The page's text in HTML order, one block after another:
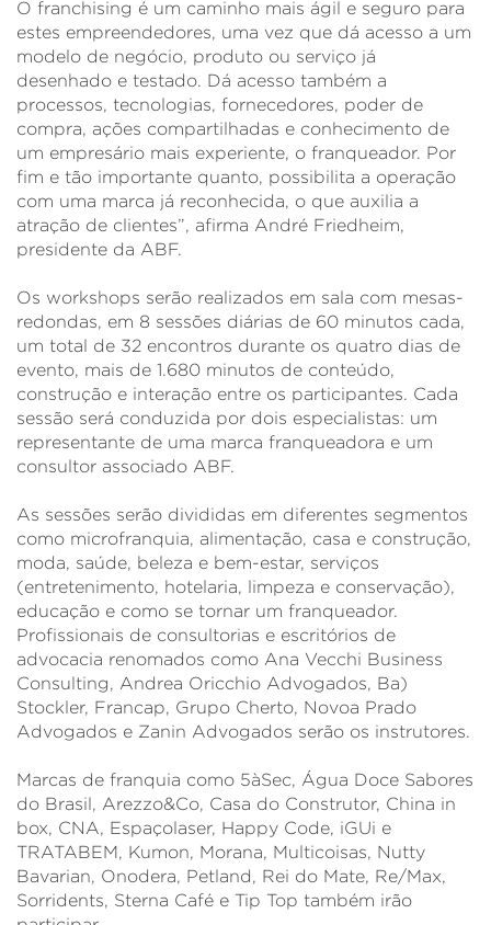
O franchising é um caminho mais ágil e seguro para
estes empreendedores, uma vez que dá acesso a um
modelo de negócio, produto ou serviço já
desenhado e testado. Dá acesso também a
processos, tecnologias, fornecedores, poder de
compra, ações compartilhadas e conhecimento de
um empresário mais experiente, o franqueador. Por
fim e tão importante quanto, possibilita a operação
com uma marca já reconhecida, o que auxilia a
atração de clientes”, afirma André Friedheim,
presidente da ABF.
Os workshops serão realizados em sala com mesas-
redondas, em 8 sessões diárias de 60 minutos cada,
um total de 32 encontros durante os quatro dias de
evento, mais de 1.680 minutos de conteúdo,
construção e interação entre os participantes. Cada
sessão será conduzida por dois especialistas: um
representante de uma marca franqueadora e um
consultor associado ABF.
As sessões serão divididas em diferentes segmentos
como microfranquia, alimentação, casa e construção,
moda, saúde, beleza e bem-estar, serviços
(entretenimento, hotelaria, limpeza e conservação),
educação e como se tornar um franqueador.
Profissionais de consultorias e escritórios de
advocacia renomados como Ana Vecchi Business
Consulting, Andrea Oricchio Advogados, Ba)
Stockler, Francap, Grupo Cherto, Novoa Prado
Advogados e Zanin Advogados serão os instrutores.
Marcas de franquia como 5àSec, Água Doce Sabores
do Brasil, Arezzo&Co, Casa do Construtor, China in
box, CNA, Espaçolaser, Happy Code, iGUi e
TRATABEM, Kumon, Morana, Multicoisas, Nutty
Bavarian, Onodera, Petland, Rei do Mate, Re/Max,
Sorridents, Sterna Café e Tip Top também irão